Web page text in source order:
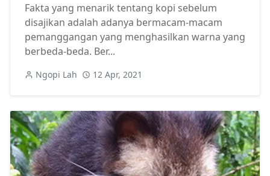
Fakta yang menarik tentang kopi sebelum
disajikan adalah adanya bermacam-macam
pemanggangan yang menghasilkan warna yang
berbeda-beda. Ber...
Ngopi Lah 12 Apr, 2021